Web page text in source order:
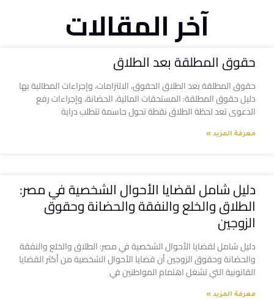
آخر المقالات
حقوق المطلقة بعد الطلاق
حقوق المطلقة بعد الطلاق الحقوق، الالتزامات، وإجراءات المطالبة بها
دليل حقوق المطلقة: المستحقات المالية، الحضانة، وإجراءات رفع
الدعوى تعد لحظة الطلاق نقطة تحول حاسمة تتطلب دراية
معرفة المزيد »
دليل شامل لقضايا الأحوال الشخصية في مصر:
الطلاق والخلع والنفقة والحضانة وحقوق
الزوجين
دليل شامل لقضايا الأحوال الشخصية في مصر: الطلاق والخلع والنفقة
والحضانة وحقوق الزوجين أن قضايا الأحوال الشخصية من أكثر القضايا
القانونية التي تشغل اهتمام المواطنين في
معرفة المزيد »